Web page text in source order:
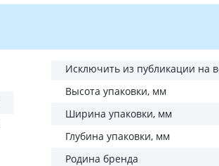
Исключить из публикации на
Высота упаковки, мм
Ширина упаковки, мм
Глубина упаковки, мм
Родина бренда